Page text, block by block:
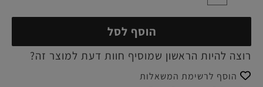
הוסף לסל
רוצה להיות הראשון שמוסיף חוות דעת למוצר זה?
הוסף לרשימת המשאלות